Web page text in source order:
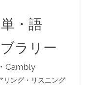
・語
ラリー
Cambly
リング・リスニング